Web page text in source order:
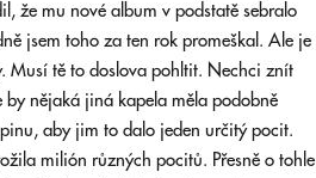
že mu nové album v podstatě sebralo
jsem toho za ten rok promeškal. Ale je
Musí tě to doslova pohltit. Nechci znít
by nějaká jiná kapela měla podobně
aby jim to dalo jeden určitý pocit.
milión různých pocitů. Přesně o tohle